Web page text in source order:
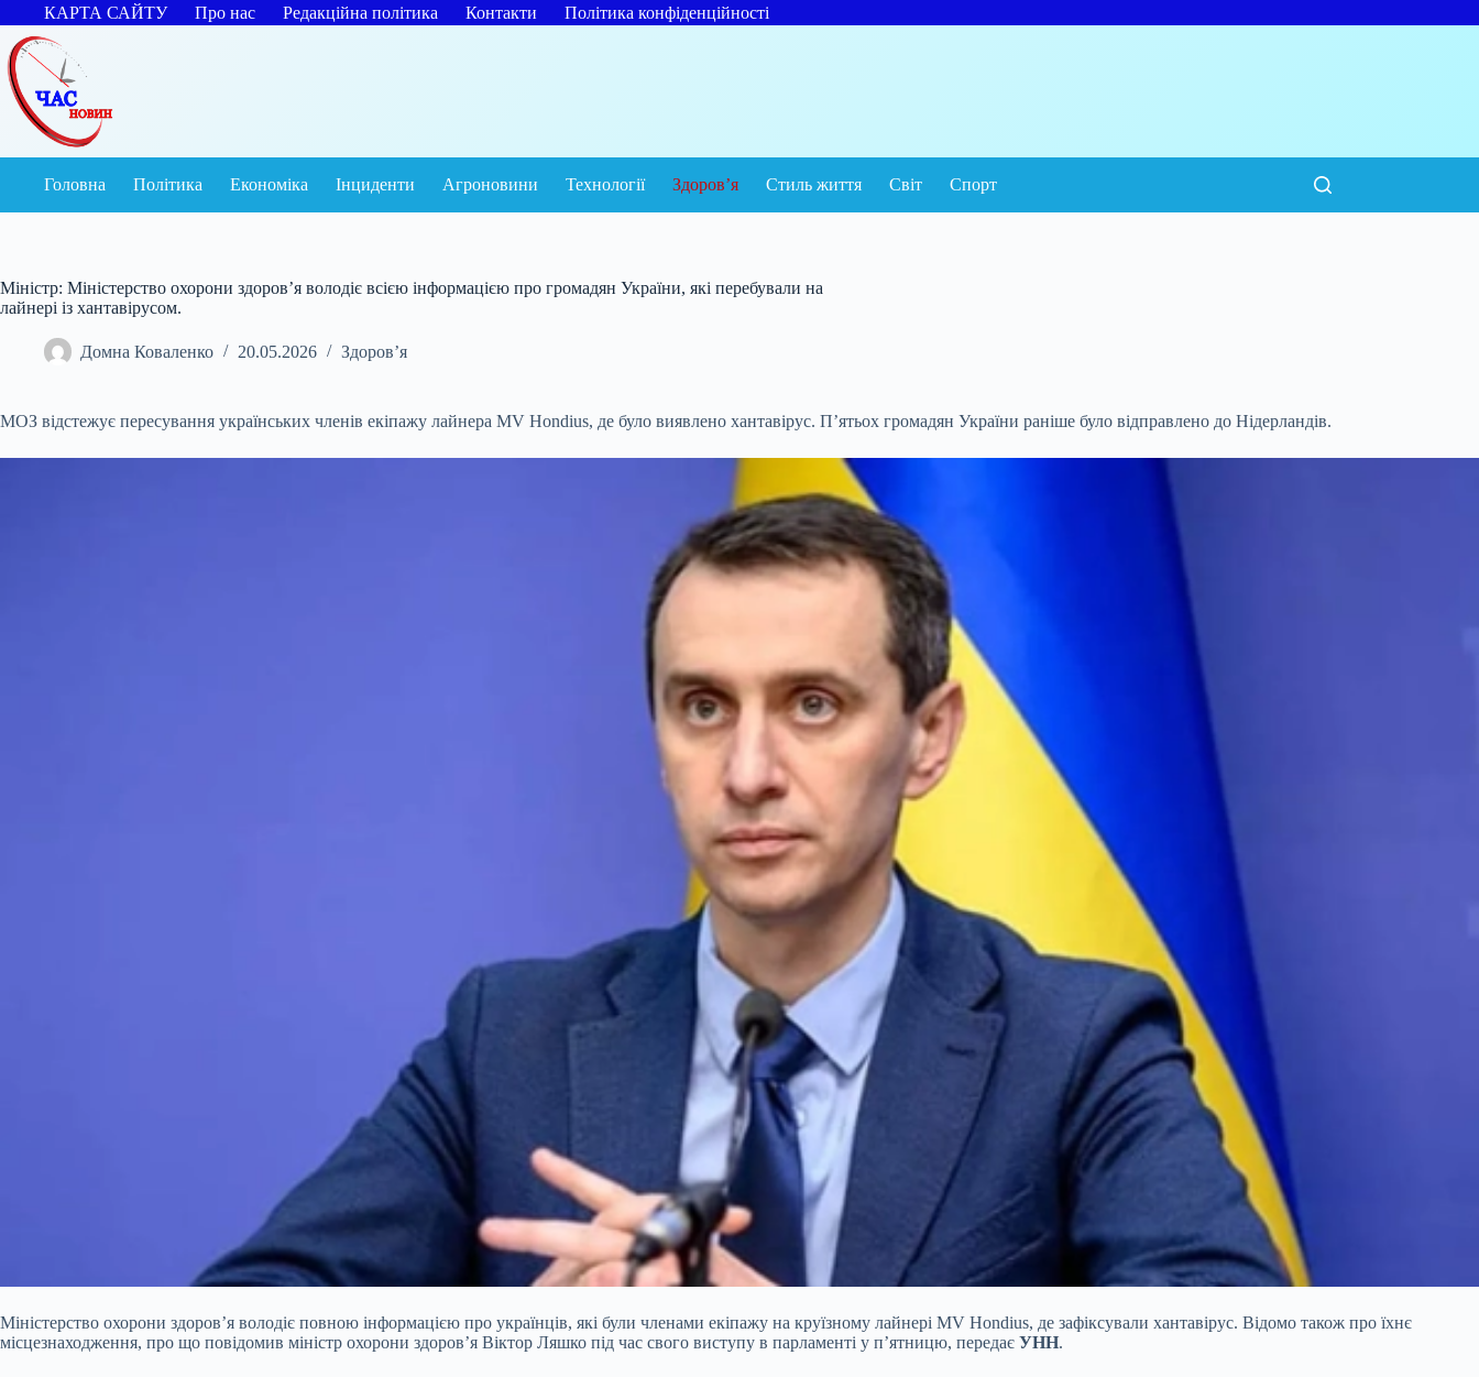
Перейти
до
вмісту
КАРТА САЙТУ Про нас Редакційна політика Контакти Політика конфіденційності
Головна Політика Економіка Інциденти Агроновини Технології Здоров’я Стиль життя Світ Спорт
Міністр: Міністерство охорони здоров’я володіє всією інформацією про громадян України, які перебували на
лайнері із хантавірусом.
Домна Коваленко 20.05.2026 Здоров’я
МОЗ відстежує пересування українських членів екіпажу лайнера MV Hondius, де було виявлено хантавірус. П’ятьох громадян України раніше було відправлено до Нідерландів.
Міністерство охорони здоров’я володіє повною інформацією про українців, які були членами екіпажу на круїзному лайнері MV Hondius, де зафіксували хантавірус. Відомо також про їхнє
місцезнаходження, про що повідомив міністр охорони здоров’я Віктор Ляшко під час свого виступу в парламенті у п’ятницю, передає УНН.